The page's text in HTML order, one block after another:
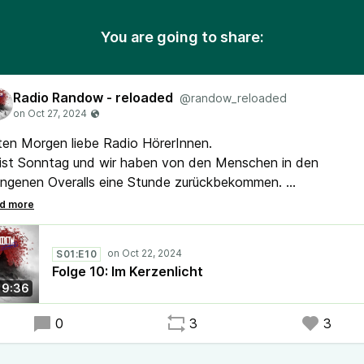
You are going to share:
Radio Randow - reloaded @randow_reloaded
Morgen liebe Radio HörerInnen.
Sonntag und wir haben von den Menschen in den
Overalls eine Stunde zurückbekommen.
Stunde, die ihr jetzt auch noch sinnvoll nutzen könnt, um
Folgen,...
sich nicht so anfühlen, aber es gab eine Wendung in
beiden Folgen und wer aufmerksam dabei ist, wird es
haben.
#Mystery #Randow
S01:E10
Folge 10: Im Kerzenlicht
0 3 3